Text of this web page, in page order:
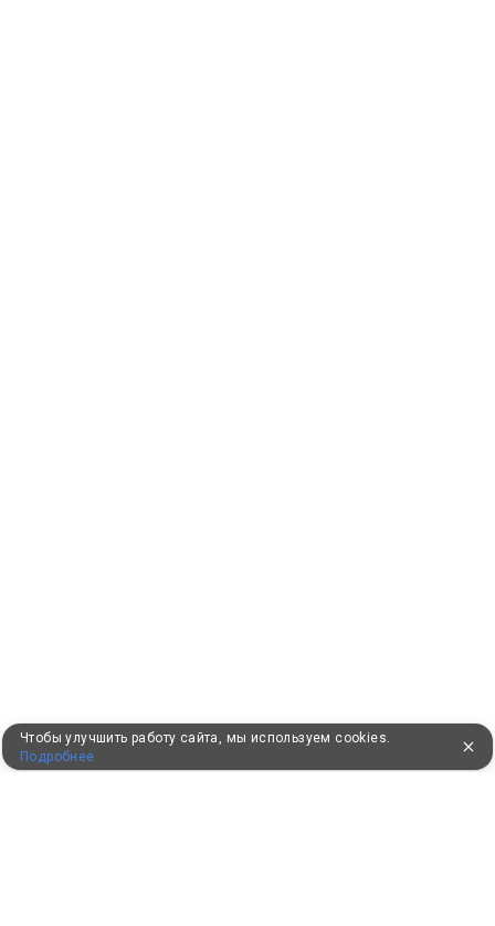
Чтобы улучшить работу сайта, мы используем cookies.
Подробнее